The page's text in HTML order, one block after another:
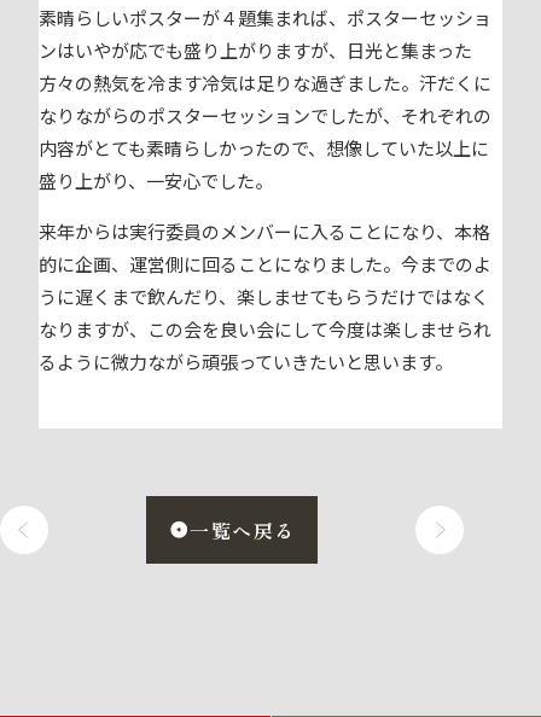
素晴らしいポスターが４題集まれば、ポスターセッショ
ンはいやが応でも盛り上がりますが、日光と集まった
方々の熱気を冷ます冷気は足りな過ぎました。汗だくに
なりながらのポスターセッションでしたが、それぞれの
内容がとても素晴らしかったので、想像していた以上に
盛り上がり、一安心でした。
来年からは実行委員のメンバーに入ることになり、本格
的に企画、運営側に回ることになりました。今までのよ
うに遅くまで飲んだり、楽しませてもらうだけではなく
なりますが、この会を良い会にして今度は楽しませられ
るように微力ながら頑張っていきたいと思います。
一覧へ戻る